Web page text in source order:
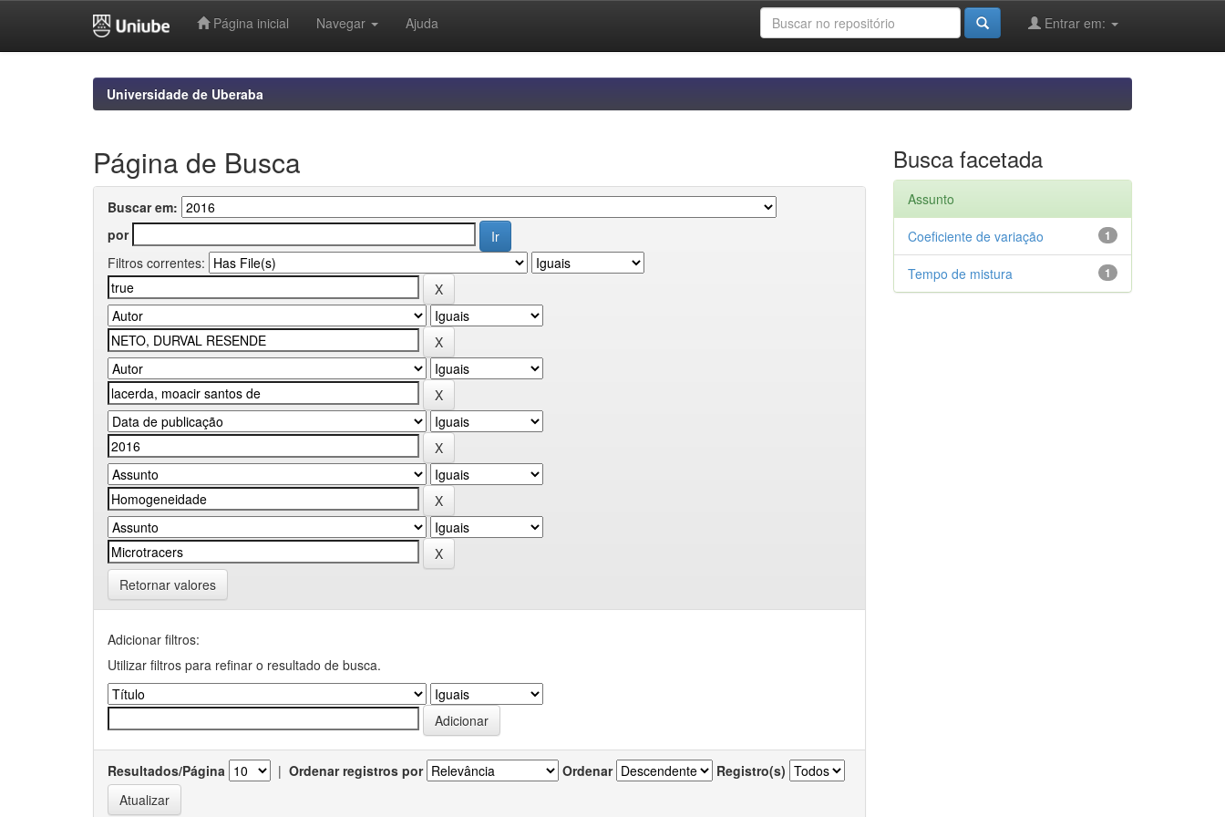
Página inicial Navegar Ajuda Entrar em:
Universidade de Uberaba
Página de Busca
Buscar em:
por
Filtros correntes:
Retornar valores
Adicionar filtros:
Utilizar filtros para refinar o resultado de busca.
Resultados/Página | Ordenar registros por Ordenar Registro(s)
Busca facetada
Assunto
1
Coeficiente de variação
1
Tempo de mistura